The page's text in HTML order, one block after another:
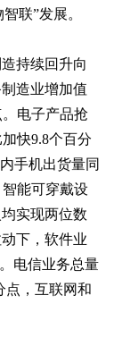
联”发展。
持续回升向
造业增加值
。电子产品抢
快9.8个百分
手机出货量同
能可穿戴设
实现两位数
下，软件业
电信业务总量
点，互联网和